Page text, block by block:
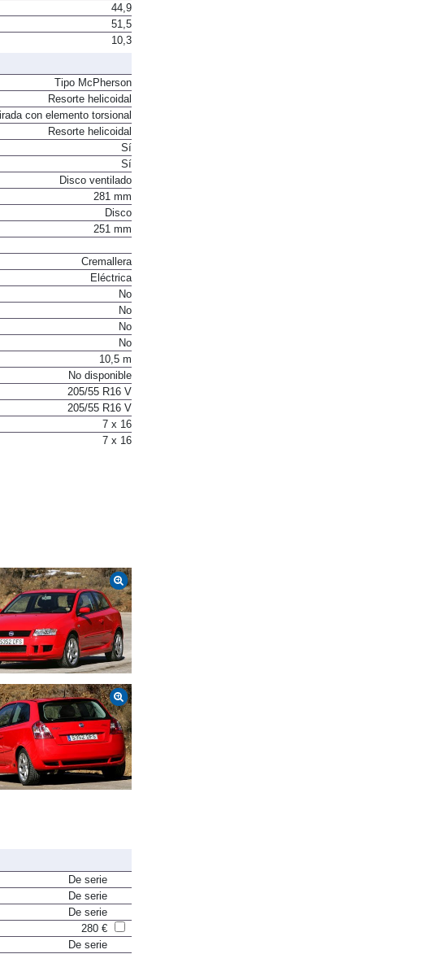
44,9
51,5
10,3
Tipo McPherson
Resorte helicoidal
con elemento torsional
Resorte helicoidal
Sí
Sí
Disco ventilado
281 mm
Disco
251 mm
Cremallera
Eléctrica
No
No
No
No
10,5 m
No disponible
205/55 R16 V
205/55 R16 V
7 x 16
7 x 16
De serie
De serie
De serie
280 €
De serie